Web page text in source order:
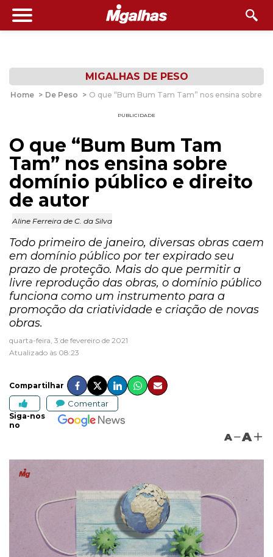
MIGALHAS DE PESO
Home > De Peso > O que “Bum Bum Tam Tam” nos ensina sobre
PUBLICIDADE
O que “Bum Bum Tam
Tam” nos ensina sobre
domínio público e direito
de autor
Aline Ferreira de C. da Silva
Todo primeiro de janeiro, diversas obras caem
em domínio público por ter expirado seu
prazo de proteção. Mais do que permitir a
livre reprodução das obras, o domínio público
funciona como um instrumento para a
promoção da criatividade e criação de novas
obras.
quarta-feira, 3 de fevereiro de 2021
Atualizado às 08:23
Compartilhar
Comentar
Siga-nos
no
A A